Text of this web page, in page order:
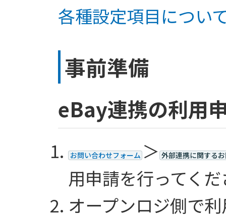
各種設定項目につい
事前準備
eBay連携の利用
お問い合わせフォーム ＞ 外部連携に関する
用申請を行ってく
オープンロジ側で